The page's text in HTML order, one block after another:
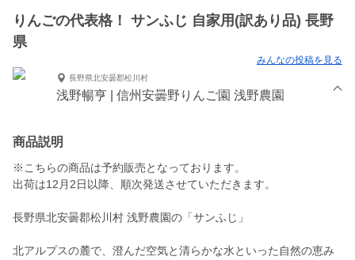
りんごの代表格！ サンふじ 自家用(訳あり品) 長野
県
みんなの投稿を見る
長野県北安曇郡松川村
浅野暢亨 | 信州安曇野りんご園 浅野農園
商品説明
※こちらの商品は予約販売となっております。
出荷は12月2日以降、順次発送させていただきます。
長野県北安曇郡松川村 浅野農園の「サンふじ」
北アルプスの麓で、澄んだ空気と清らかな水といった自然の恵み